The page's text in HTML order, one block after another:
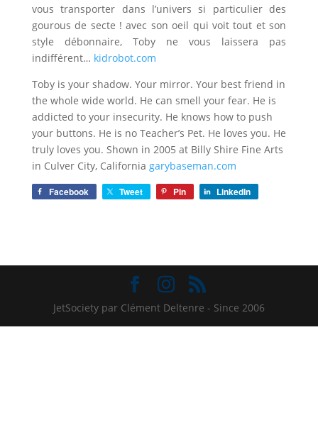
vous transporter dans l’univers si particulier des
gourous de secte ! avec son oeil qui voit tout et son
style débonnaire, Toby ne vous laissera pas
indifférent… kidrobot.com
Toby is your shadow. Your mirror. Your best friend in
the whole wide world. He can smell your fear. He is
addicted to your insecurity. He knows how to push
your buttons. He is no Teacher’s Pet. He loves you. He
truly loves you. Shown in 2005 at Billy Shire Fine Arts
in Culver City, California garybaseman.com
Facebook Tweet Pin LinkedIn
JetSociety par Clément Deltenre - Since 2006